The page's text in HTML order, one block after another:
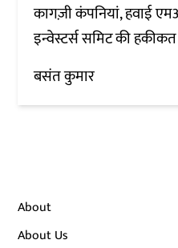
कागज़ी कंपनियां, हवाई
इन्वेस्टर्स समिट की हकीकत
बसंत कुमार
About
About Us